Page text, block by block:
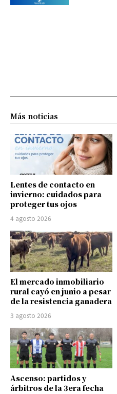
Más noticias
Lentes de contacto en
invierno: cuidados para
proteger tus ojos
4 agosto 2026
El mercado inmobiliario
rural cayó en junio a pesar
de la resistencia ganadera
3 agosto 2026
Ascenso: partidos y
árbitros de la 3era fecha